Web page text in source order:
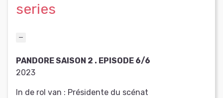
series
PANDORE SAISON 2 . EPISODE 6/6
2023
In de rol van : Présidente du scénat